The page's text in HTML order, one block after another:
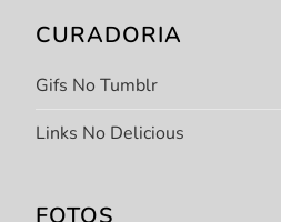
CURADORIA
Gifs No Tumblr
Links No Delicious